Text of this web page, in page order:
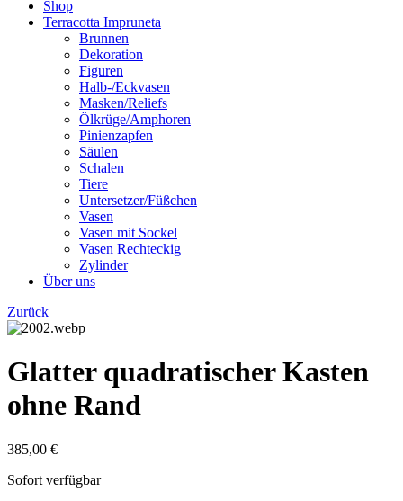
Shop
Terracotta Impruneta
Brunnen
Dekoration
Figuren
Halb-/Eckvasen
Masken/Reliefs
Ölkrüge/Amphoren
Pinienzapfen
Säulen
Schalen
Tiere
Untersetzer/Füßchen
Vasen
Vasen mit Sockel
Vasen Rechteckig
Zylinder
Über uns
Zurück
Glatter quadratischer Kasten
ohne Rand
385,00 €
Sofort verfügbar